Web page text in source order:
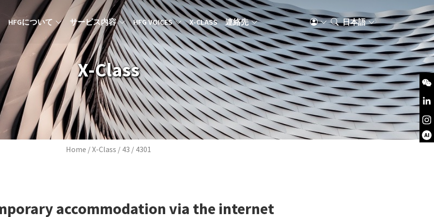
MAIN NAVIGATION JA
HFGについて サービス内容 HFG VOICES X-CLASS 連絡先 日本語
X-Class
Breadcrumb
Home X-Class 43 4301
accommodation via the internet
AI